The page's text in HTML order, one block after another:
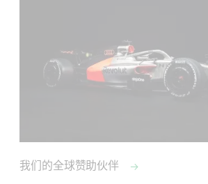
我们的全球赞助伙伴